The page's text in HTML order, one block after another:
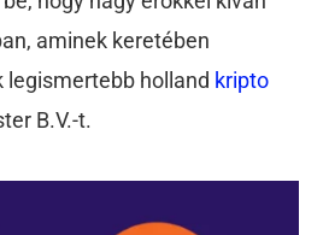
aminek keretében
legismertebb holland kripto
B.V.-t.